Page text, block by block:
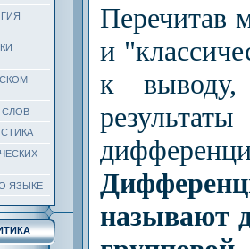
ЯЗЫКЕ
Перечитав
и
к выводу,
называют